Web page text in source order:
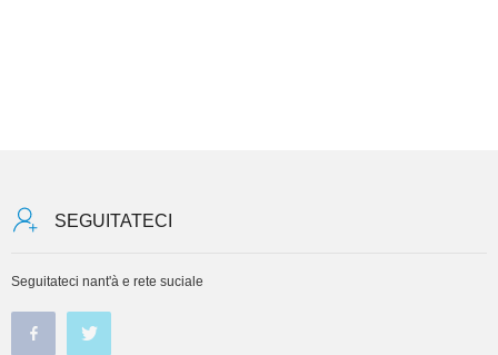
SEGUITATECI
Seguitateci nant'à e rete suciale